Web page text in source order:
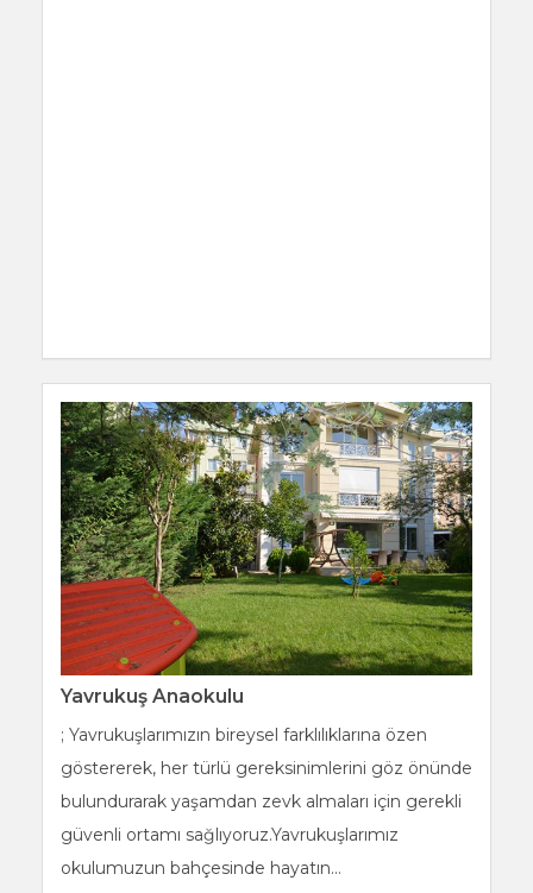
Yavrukuş Anaokulu
; Yavrukuşlarımızın bireysel farklılıklarına özen
göstererek, her türlü gereksinimlerini göz önünde
bulundurarak yaşamdan zevk almaları için gerekli
güvenli ortamı sağlıyoruz.Yavrukuşlarımız
okulumuzun bahçesinde hayatın...